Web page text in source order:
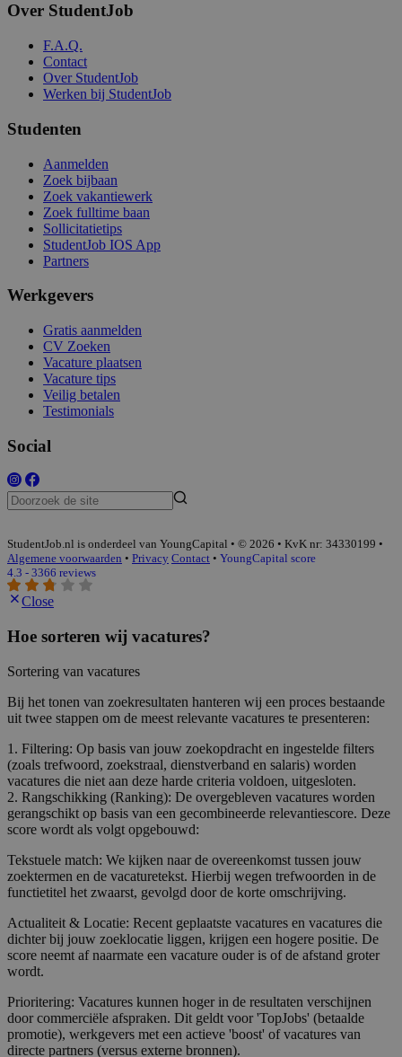
Over StudentJob
F.A.Q.
Contact
Over StudentJob
Werken bij StudentJob
Studenten
Aanmelden
Zoek bijbaan
Zoek vakantiewerk
Zoek fulltime baan
Sollicitatietips
StudentJob IOS App
Partners
Werkgevers
Gratis aanmelden
CV Zoeken
Vacature plaatsen
Vacature tips
Veilig betalen
Testimonials
Social
StudentJob.nl is onderdeel van YoungCapital • © 2026 • KvK nr: 34330199 •
Algemene voorwaarden • Privacy Contact • YoungCapital score
4.3 - 3366 reviews
Close
Hoe sorteren wij vacatures?
Sortering van vacatures
Bij het tonen van zoekresultaten hanteren wij een proces bestaande
uit twee stappen om de meest relevante vacatures te presenteren:
1. Filtering: Op basis van jouw zoekopdracht en ingestelde filters
(zoals trefwoord, zoekstraal, dienstverband en salaris) worden
vacatures die niet aan deze harde criteria voldoen, uitgesloten.
2. Rangschikking (Ranking): De overgebleven vacatures worden
gerangschikt op basis van een gecombineerde relevantiescore. Deze
score wordt als volgt opgebouwd:
Tekstuele match: We kijken naar de overeenkomst tussen jouw
zoektermen en de vacaturetekst. Hierbij wegen trefwoorden in de
functietitel het zwaarst, gevolgd door de korte omschrijving.
Actualiteit & Locatie: Recent geplaatste vacatures en vacatures die
dichter bij jouw zoeklocatie liggen, krijgen een hogere positie. De
score neemt af naarmate een vacature ouder is of de afstand groter
wordt.
Prioritering: Vacatures kunnen hoger in de resultaten verschijnen
door commerciële afspraken. Dit geldt voor 'TopJobs' (betaalde
promotie), werkgevers met een actieve 'boost' of vacatures van
directe partners (versus externe bronnen).